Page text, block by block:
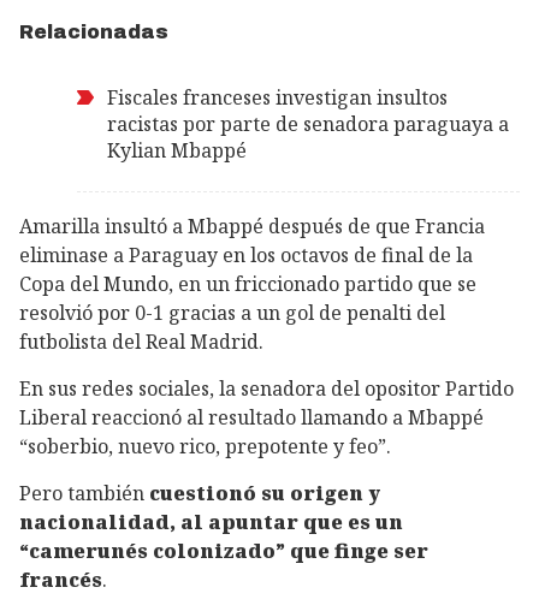
Relacionadas
Fiscales franceses investigan insultos
racistas por parte de senadora paraguaya a
Kylian Mbappé
Amarilla insultó a Mbappé después de que Francia
eliminase a Paraguay en los octavos de final de la
Copa del Mundo, en un friccionado partido que se
resolvió por 0-1 gracias a un gol de penalti del
futbolista del Real Madrid.
En sus redes sociales, la senadora del opositor Partido
Liberal reaccionó al resultado llamando a Mbappé
“soberbio, nuevo rico, prepotente y feo”.
Pero también cuestionó su origen y
nacionalidad, al apuntar que es un
“camerunés colonizado” que finge ser
francés.